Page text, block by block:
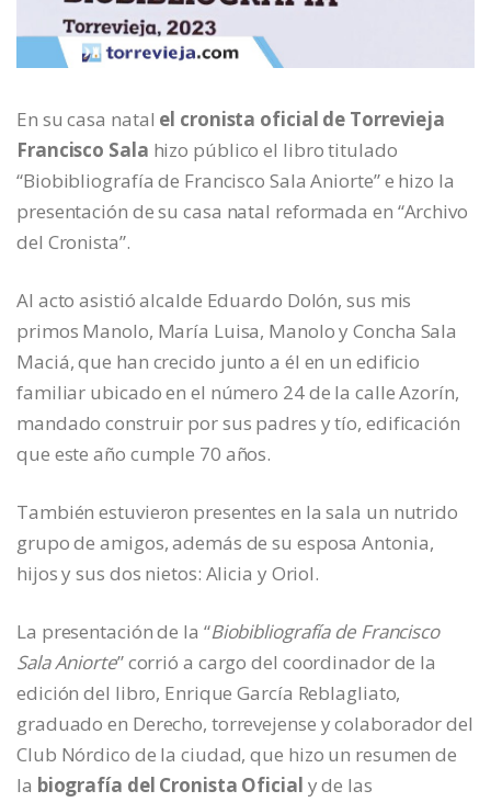
En su casa natal el cronista oficial de Torrevieja
Francisco Sala hizo público el libro titulado
“Biobibliografía de Francisco Sala Aniorte” e hizo la
presentación de su casa natal reformada en “Archivo
del Cronista”.
Al acto asistió alcalde Eduardo Dolón, sus mis
primos Manolo, María Luisa, Manolo y Concha Sala
Maciá, que han crecido junto a él en un edificio
familiar ubicado en el número 24 de la calle Azorín,
mandado construir por sus padres y tío, edificación
que este año cumple 70 años.
También estuvieron presentes en la sala un nutrido
grupo de amigos, además de su esposa Antonia,
hijos y sus dos nietos: Alicia y Oriol.
La presentación de la “Biobibliografía de Francisco
Sala Aniorte” corrió a cargo del coordinador de la
edición del libro, Enrique García Reblagliato,
graduado en Derecho, torrevejense y colaborador del
Club Nórdico de la ciudad, que hizo un resumen de
la biografía del Cronista Oficial y de las